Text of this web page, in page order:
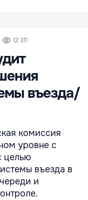
12 311
въезда/
комиссия
уровне с
целью
въезда в
и